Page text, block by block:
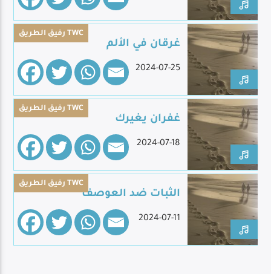
رفيق الطريق TWC
غرقان في الألم
2024-07-25
رفيق الطريق TWC
غفران يغيرك
2024-07-18
رفيق الطريق TWC
الثبات ضد العوصف
2024-07-11